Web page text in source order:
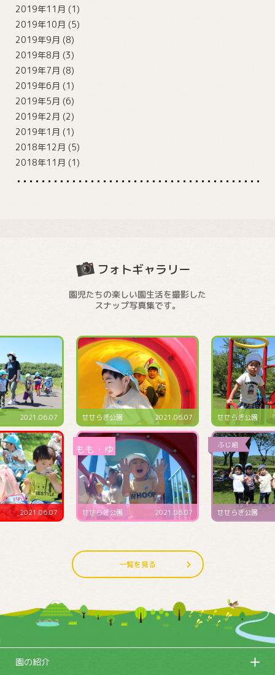
2019年11月 (1)
2019年10月 (5)
2019年9月 (8)
2019年8月 (3)
2019年7月 (8)
2019年6月 (1)
2019年5月 (6)
2019年2月 (2)
2019年1月 (1)
2018年12月 (5)
2018年11月 (1)
フォトギャラリー
園児たちの楽しい園生活を撮影した
スナップ写真集です。
2021.06.07
2021.06.07
せせらぎ公園 2021.06.07
せせらぎ公園 2021.06.07
せせらぎ公園
せせらぎ公園
一覧を見る
園の紹介